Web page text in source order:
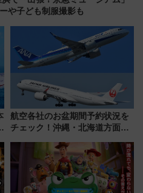
や子ども制服撮影も
航空各社のお盆期間予約状況を
チェック！沖縄・北海道方面は